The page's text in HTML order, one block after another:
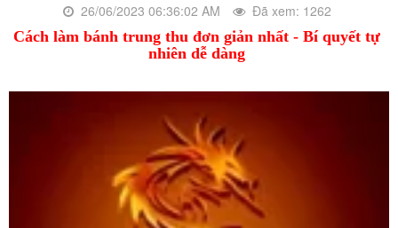
26/06/2023 06:36:02 AM Đã xem: 1262
Cách làm bánh trung thu đơn giản nhất - Bí quyết tự
nhiên dễ dàng